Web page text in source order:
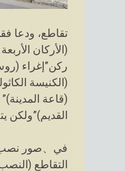
تقاطع، ودعا
(الأركان
ركن”إغراء
(الكنيسة
(قاعة
القديم)”ولكن
في、صور
التقاطع